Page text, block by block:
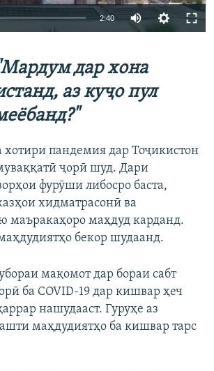
240p 360p 480p
720p
2:40
360p
480p
дар хона
аз куҷо пул
хотири пандемия дар Тоҷикистон
ҷорӣ шуд. Дари
фурӯши либосро баста,
хидматрасонӣ ва
маъракаҳоро маҳдуд карданд.
бекор шудаанд.
мақомот дар бораи сабт
ба COVID-19 дар кишвар ҳеч
нашудааст. Гуруҳе аз
маҳдудиятҳо ба кишвар тарс